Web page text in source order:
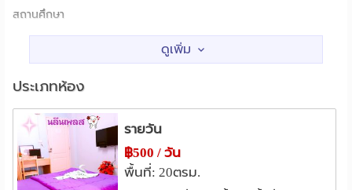
สถานศึกษา
รพ.แพทย์รังสิต 1.4 กม. ม.รังสิต 2.4 กม.
วิทยาลัยแพทยศาสตร์ มหาวิทยาลัยรังสิต
แหล่งช๊อปปิ้ง
แม็คโคร รังสิต 1.2 กม. ตลาดสี่มุมเมือง 1.3 กม.
เซียร์รังสิต 1.5 กม.
ตลาดสัมมากรเมืองเอก 1.7 กม.
ตลาดรังสิต 2.2 กม. ฟิวเจอร์พาร์ครังสิต
ประเภทห้อง
รายวัน
฿500 / วัน
พื้นที่: 20ตรม.